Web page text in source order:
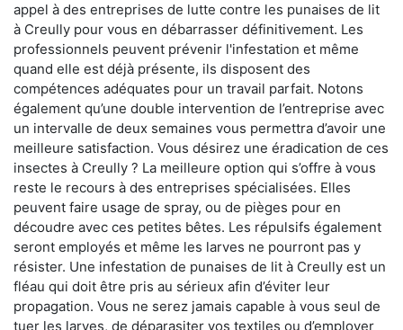
appel à des entreprises de lutte contre les punaises de lit
à Creully pour vous en débarrasser définitivement. Les
professionnels peuvent prévenir l'infestation et même
quand elle est déjà présente, ils disposent des
compétences adéquates pour un travail parfait. Notons
également qu’une double intervention de l’entreprise avec
un intervalle de deux semaines vous permettra d’avoir une
meilleure satisfaction. Vous désirez une éradication de ces
insectes à Creully ? La meilleure option qui s’offre à vous
reste le recours à des entreprises spécialisées. Elles
peuvent faire usage de spray, ou de pièges pour en
découdre avec ces petites bêtes. Les répulsifs également
seront employés et même les larves ne pourront pas y
résister. Une infestation de punaises de lit à Creully est un
fléau qui doit être pris au sérieux afin d’éviter leur
propagation. Vous ne serez jamais capable à vous seul de
tuer les larves, de déparasiter vos textiles ou d’employer